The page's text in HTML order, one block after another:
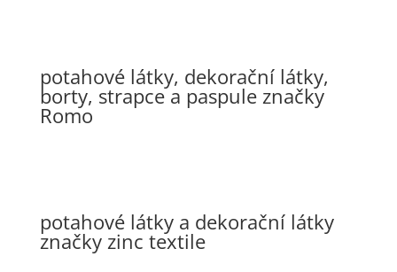
potahové látky, dekorační látky,
borty, strapce a paspule značky
Romo
potahové látky a dekorační látky
značky zinc textile